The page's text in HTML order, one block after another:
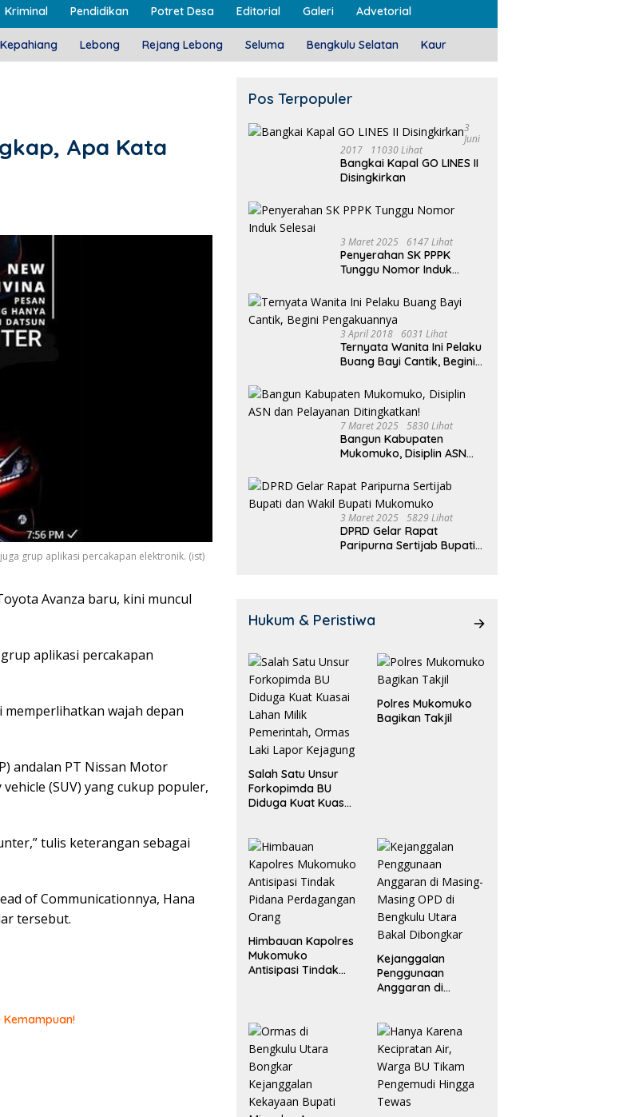
Kriminal Pendidikan Potret Desa Editorial Galeri Advetorial
Kepahiang Lebong Rejang Lebong Seluma Bengkulu Selatan Kaur
Apa Kata
grup aplikasi percakapan elektronik. (ist)
Avanza baru, kini muncul
aplikasi percakapan
wajah depan
andalan PT Nissan Motor
(SUV) yang cukup populer,
tulis keterangan sebagai
of Communicationnya, Hana
tersebut.
Kemampuan!
Pos Terpopuler
3
Juni
2017
11030 Lihat
Bangkai Kapal GO LINES II
Disingkirkan
3 Maret 2025 6147 Lihat
Penyerahan SK PPPK
Tunggu Nomor Induk
3 April 2018 6031 Lihat
Ternyata Wanita Ini Pelaku
Buang Bayi Cantik, Begini
7 Maret 2025 5830 Lihat
Bangun Kabupaten
Mukomuko, Disiplin ASN
Ditingkatkan!
3 Maret 2025 5829 Lihat
DPRD Gelar Rapat
Paripurna Sertijab Bupati
Hukum & Peristiwa
Salah Satu Unsur
Forkopimda BU
Diduga Kuat Kuasai
Laki Lapor
Kejagung
Polres Mukomuko
Bagikan Takjil
Himbauan Kapolres
Mukomuko
Antisipasi Tindak
Kejanggalan
Penggunaan
Anggaran di
Bakal Dibongkar